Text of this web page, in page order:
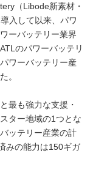
（Libode新素材・
入して以来、パワ
ーバッテリー業界
のパワーバッテリ
ワーバッテリー産
。
最も強力な支援・
ター地域の1つとな
ッテリー産業の計
みの能力は150ギガ